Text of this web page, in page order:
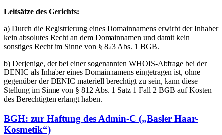
Leitsätze des Gerichts:
a) Durch die Registrierung eines Domainnamens erwirbt der Inhaber
kein absolutes Recht an dem Domainnamen und damit kein
sonstiges Recht im Sinne von § 823 Abs. 1 BGB.
b) Derjenige, der bei einer sogenannten WHOIS-Abfrage bei der
DENIC als Inhaber eines Domainnamens eingetragen ist, ohne
gegenüber der DENIC materiell berechtigt zu sein, kann diese
Stellung im Sinne von § 812 Abs. 1 Satz 1 Fall 2 BGB auf Kosten
des Berechtigten erlangt haben.
BGH: zur Haftung des Admin-C („Basler Haar-
Kosmetik“)